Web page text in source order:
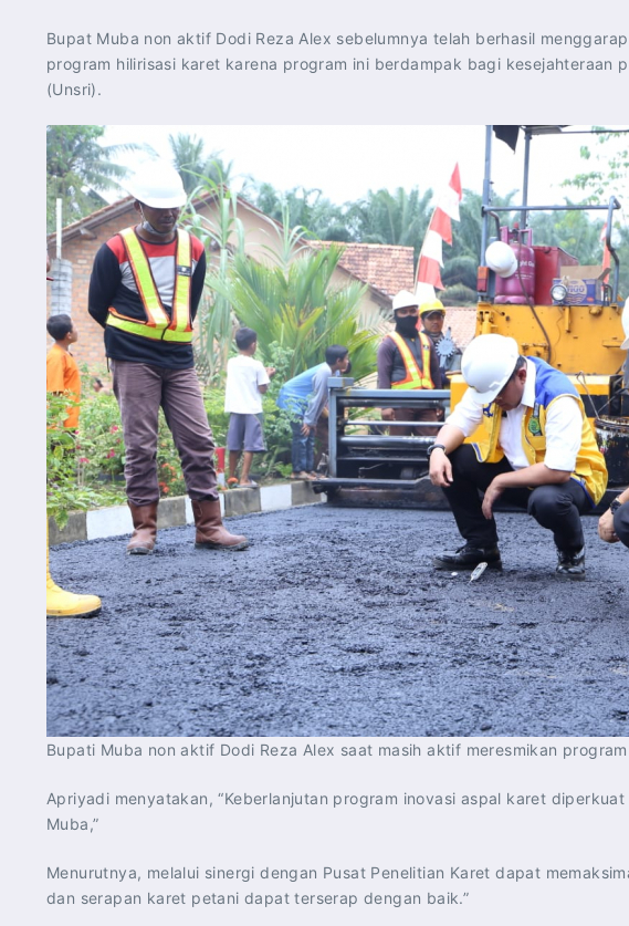
Bupat Muba non aktif Dodi Reza Alex sebelumnya telah berhasil
program hilirisasi karet karena program ini berdampak bagi kesejahteraan
(Unsri).
Bupati Muba non aktif Dodi Reza Alex saat masih aktif meresmikan
Apriyadi menyatakan, “Keberlanjutan program inovasi aspal karet
Muba,”
Menurutnya, melalui sinergi dengan Pusat Penelitian Karet dapat
dan serapan karet petani dapat terserap dengan baik.”